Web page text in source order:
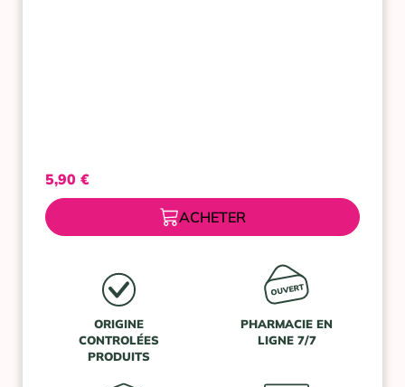
5,90 €
ACHETER
ORIGINE
CONTROLÉES
PRODUITS
PHARMACIE EN
LIGNE 7/7